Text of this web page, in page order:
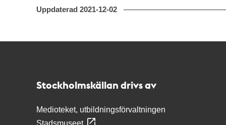
Uppdaterad 2021-12-02
Stockholmskällan drivs av
Medioteket, utbildningsförvaltningen
Stadsmuseet